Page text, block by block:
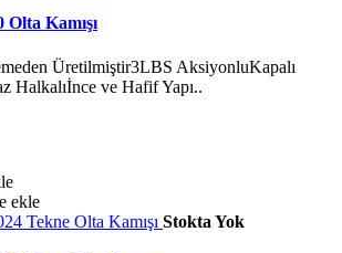
Kamışı
Üretilmiştir3LBS AksiyonluKapalı
Halkalıİnce ve Hafif Yapı..
ekle
Stokta Yok